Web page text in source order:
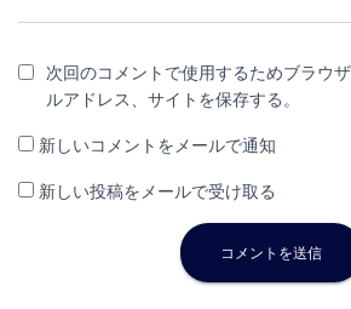
次回のコメントで使用するためブラウ
ルアドレス、サイトを保存する。
新しいコメントをメールで通知
新しい投稿をメールで受け取る